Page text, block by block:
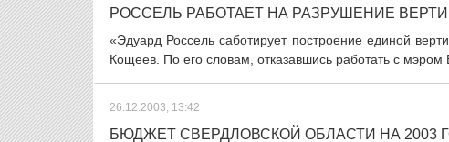
РОССЕЛЬ РАБОТАЕТ НА РАЗРУШЕНИЕ
«Эдуард Россель саботирует построение единой
Кощеев. По его словам, отказавшись работать с мэром
26.12.2003, 13:42
БЮДЖЕТ СВЕРДЛОВСКОЙ ОБЛАСТИ НА 2003